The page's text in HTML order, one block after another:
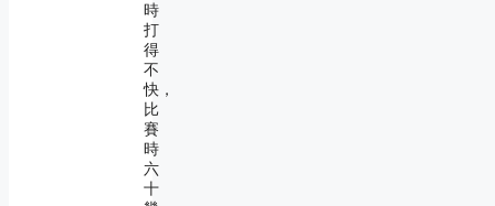
時
打
得
不
快，
比
賽
時
六
十